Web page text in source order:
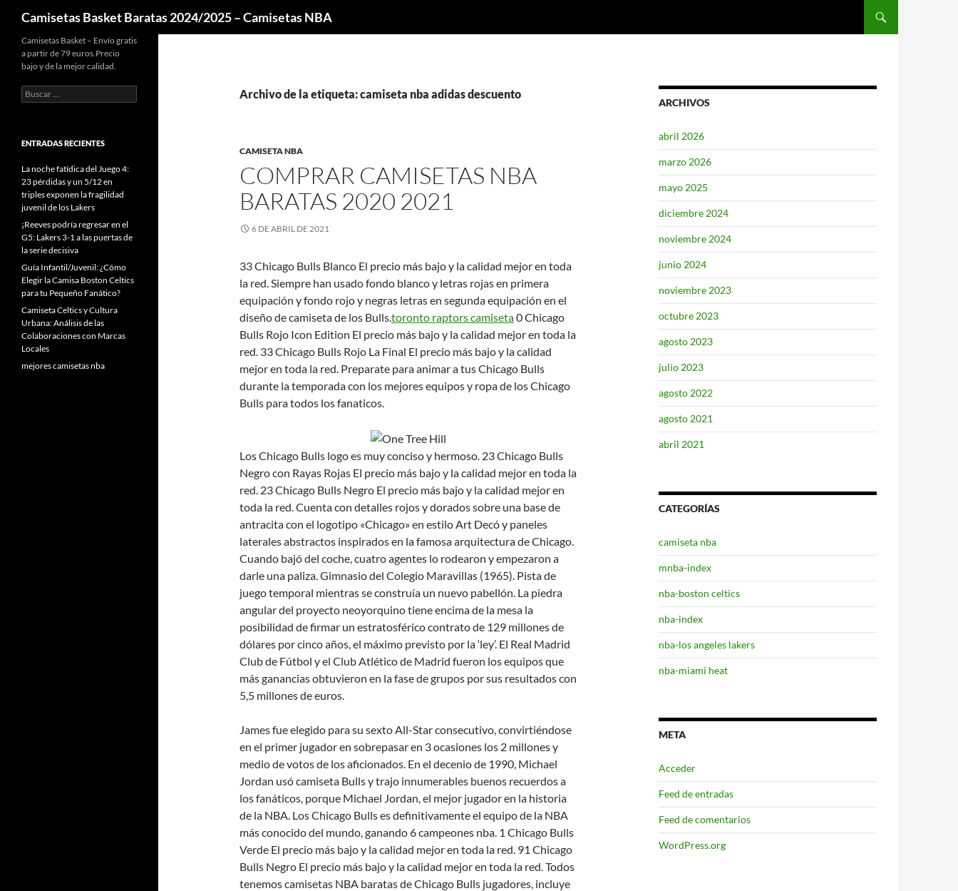
Camisetas Basket Baratas 2024/2025 – Camisetas NBA
Archivo de la etiqueta: camiseta nba adidas descuento
CAMISETA NBA
COMPRAR CAMISETAS NBA
BARATAS 2020 2021
6 DE ABRIL DE 2021
33 Chicago Bulls Blanco El precio más bajo y la calidad mejor en toda
la red. Siempre han usado fondo blanco y letras rojas en primera
equipación y fondo rojo y negras letras en segunda equipación en el
diseño de camiseta de los Bulls.toronto raptors camiseta0 Chicago
Bulls Rojo Icon Edition El precio más bajo y la calidad mejor en toda la
red. 33 Chicago Bulls Rojo La Final El precio más bajo y la calidad
mejor en toda la red. Preparate para animar a tus Chicago Bulls
durante la temporada con los mejores equipos y ropa de los Chicago
Bulls para todos los fanaticos.
Los Chicago Bulls logo es muy conciso y hermoso. 23 Chicago Bulls
Negro con Rayas Rojas El precio más bajo y la calidad mejor en toda la
red. 23 Chicago Bulls Negro El precio más bajo y la calidad mejor en
toda la red. Cuenta con detalles rojos y dorados sobre una base de
antracita con el logotipo «Chicago» en estilo Art Decó y paneles
laterales abstractos inspirados en la famosa arquitectura de Chicago.
Cuando bajó del coche, cuatro agentes lo rodearon y empezaron a
darle una paliza. Gimnasio del Colegio Maravillas (1965). Pista de
juego temporal mientras se construía un nuevo pabellón. La piedra
angular del proyecto neoyorquino tiene encima de la mesa la
posibilidad de firmar un estratosférico contrato de 129 millones de
dólares por cinco años, el máximo previsto por la ‘ley’. El Real Madrid
Club de Fútbol y el Club Atlético de Madrid fueron los equipos que
más ganancias obtuvieron en la fase de grupos por sus resultados con
5,5 millones de euros.
James fue elegido para su sexto All-Star consecutivo, convirtiéndose
en el primer jugador en sobrepasar en 3 ocasiones los 2 millones y
medio de votos de los aficionados. En el decenio de 1990, Michael
Jordan usó camiseta Bulls y trajo innumerables buenos recuerdos a
los fanáticos, porque Michael Jordan, el mejor jugador en la historia
de la NBA. Los Chicago Bulls es definitivamente el equipo de la NBA
más conocido del mundo, ganando 6 campeones nba. 1 Chicago Bulls
Verde El precio más bajo y la calidad mejor en toda la red. 91 Chicago
Bulls Negro El precio más bajo y la calidad mejor en toda la red. Todos
tenemos camisetas NBA baratas de Chicago Bulls jugadores, incluye
ARCHIVOS
abril 2026
marzo 2026
mayo 2025
diciembre 2024
noviembre 2024
junio 2024
noviembre 2023
octubre 2023
agosto 2023
julio 2023
agosto 2022
agosto 2021
abril 2021
CATEGORÍAS
camiseta nba
mnba-index
nba-boston celtics
nba-index
nba-los angeles lakers
nba-miami heat
META
Acceder
Feed de entradas
Feed de comentarios
WordPress.org
Camisetas Basket – Envío gratis
a partir de 79 euros.Precio
bajo y de la mejor calidad.
Buscar:
ENTRADAS RECIENTES
La noche fatídica del Juego 4:
23 pérdidas y un 5/12 en
triples exponen la fragilidad
juvenil de los Lakers
¡Reeves podría regresar en el
G5: Lakers 3-1 a las puertas de
la serie decisiva
Guía Infantil/Juvenil: ¿Cómo
Elegir la Camisa Boston Celtics
para tu Pequeño Fanático?
Camiseta Celtics y Cultura
Urbana: Análisis de las
Colaboraciones con Marcas
Locales
mejores camisetas nba